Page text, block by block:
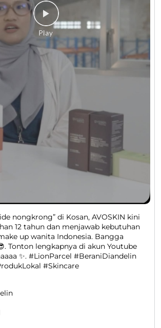
nongkrong” di Kosan, AVOSKIN kini
12 tahun dan menjawab kebutuhan
up wanita Indonesia. Bangga
Tonton lengkapnya di akun Youtube
✨. #LionParcel #BeraniDiandelin
#Skincare